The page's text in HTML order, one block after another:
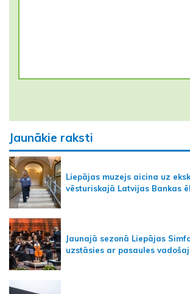
Jaunākie raksti
Liepājas muzejs aicina uz
vēsturiskajā Latvijas Bankas
Jaunajā sezonā Liepājas
uzstāsies ar pasaules